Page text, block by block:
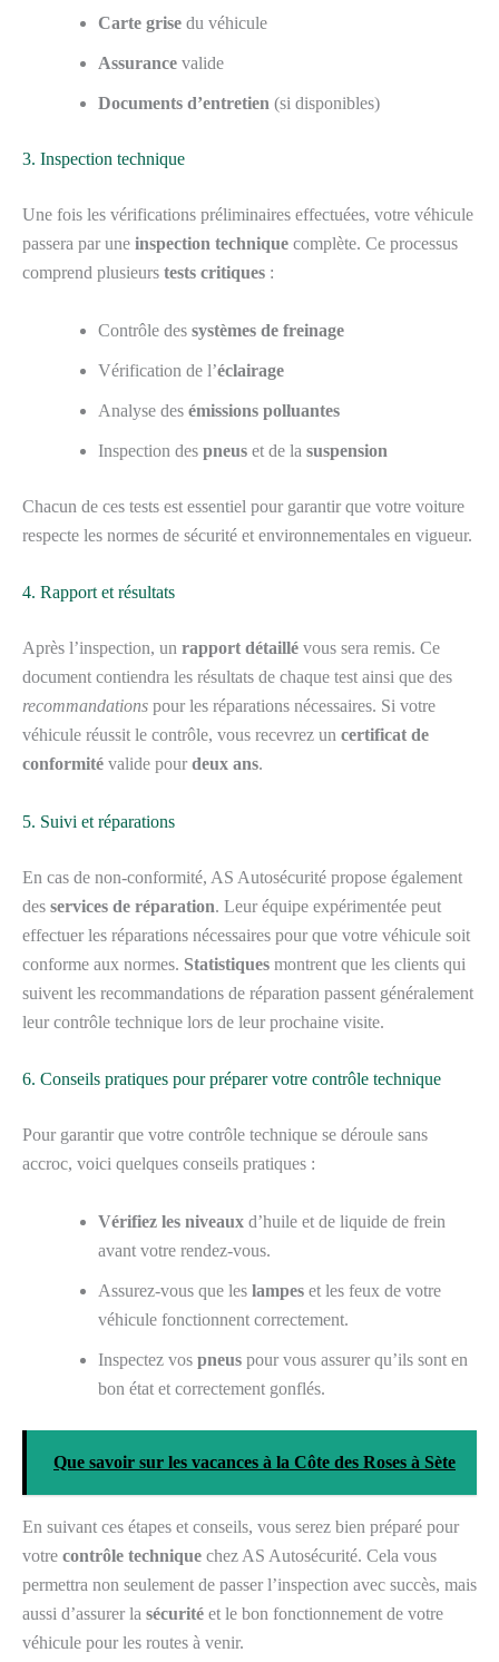
Carte grise du véhicule
Assurance valide
Documents d’entretien (si disponibles)
3. Inspection technique
Une fois les vérifications préliminaires effectuées, votre véhicule
passera par une inspection technique complète. Ce processus
comprend plusieurs tests critiques :
Contrôle des systèmes de freinage
Vérification de l’éclairage
Analyse des émissions polluantes
Inspection des pneus et de la suspension
Chacun de ces tests est essentiel pour garantir que votre voiture
respecte les normes de sécurité et environnementales en vigueur.
4. Rapport et résultats
Après l’inspection, un rapport détaillé vous sera remis. Ce
document contiendra les résultats de chaque test ainsi que des
recommandations pour les réparations nécessaires. Si votre
véhicule réussit le contrôle, vous recevrez un certificat de
conformité valide pour deux ans.
5. Suivi et réparations
En cas de non-conformité, AS Autosécurité propose également
des services de réparation. Leur équipe expérimentée peut
effectuer les réparations nécessaires pour que votre véhicule soit
conforme aux normes. Statistiques montrent que les clients qui
suivent les recommandations de réparation passent généralement
leur contrôle technique lors de leur prochaine visite.
6. Conseils pratiques pour préparer votre contrôle technique
Pour garantir que votre contrôle technique se déroule sans
accroc, voici quelques conseils pratiques :
Vérifiez les niveaux d’huile et de liquide de frein
avant votre rendez-vous.
Assurez-vous que les lampes et les feux de votre
véhicule fonctionnent correctement.
Inspectez vos pneus pour vous assurer qu’ils sont en
bon état et correctement gonflés.
Que savoir sur les vacances à la Côte des Roses à Sète
En suivant ces étapes et conseils, vous serez bien préparé pour
votre contrôle technique chez AS Autosécurité. Cela vous
permettra non seulement de passer l’inspection avec succès, mais
aussi d’assurer la sécurité et le bon fonctionnement de votre
véhicule pour les routes à venir.